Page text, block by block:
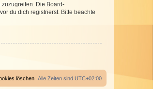
Die Board-
du dich registrierst. Bitte beachte
Alle Zeiten sind UTC+02:00
löschen